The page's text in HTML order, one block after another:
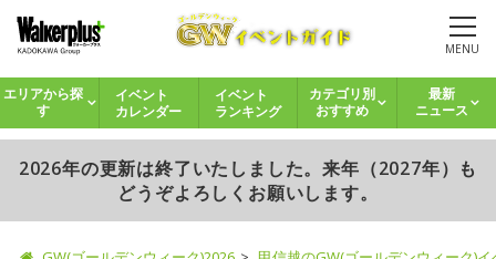
MENU
エリアから探
す
イベント
カレンダー
イベント
ランキング
カテゴリ別
おすすめ
最新
ニュース
2026年の更新は終了いたしました。来年（2027年）も
どうぞよろしくお願いします。